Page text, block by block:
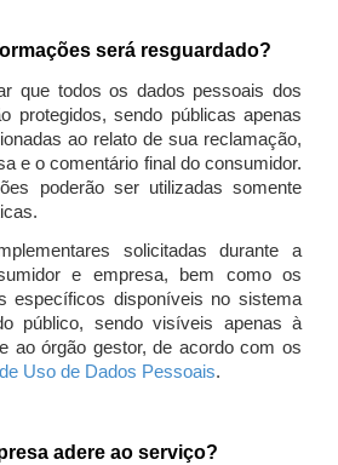
será resguardado?
que todos os dados pessoais dos
protegidos, sendo públicas apenas
ao relato de sua reclamação,
e o comentário final do consumidor.
poderão ser utilizadas somente
solicitadas durante a
e empresa, bem como os
específicos disponíveis no sistema
público, sendo visíveis apenas à
ao órgão gestor, de acordo com os
Uso de Dados Pessoais.
adere ao serviço?